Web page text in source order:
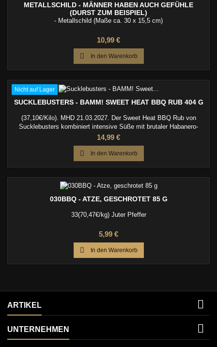
METALLSCHILD - MÄNNER HABEN AUCH GEFÜHLE
(DURST ZUM BEISPIEL)
- Metallschild (Maße ca. 30 x 15,5 cm)
Preis
10,99 €
 In den Warenkorb
Nicht auf Lager
SUCKLEBUSTERS - BAMM! SWEET HEAT BBQ RUB 404 G
(37,10€/Kilo). MHD 21.03.2027. Der Sweet Heat BBQ Rub von
Sucklebusters kombiniert intensive Süße mit brutaler Habanero-
Schärfe – perfekt für alle, die beim BBQ nicht nur spielen, sondern
Preis
14,99 €
 In den Warenkorb
030BBQ - ATZE, GESCHROTET 85 G
33(70,47€/kg) Juter Pfeffer
Preis
5,99 €
 In den Warenkorb
ARTIKEL 
UNTERNEHMEN
